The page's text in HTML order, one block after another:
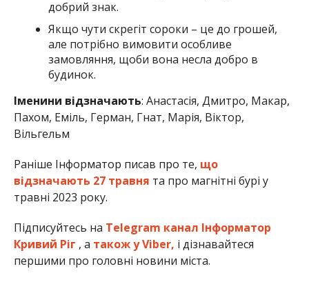
добрий знак.
Якщо чути скрегіт сороки – це до грошей,
але потрібно вимовити особливе
замовляння, щоби вона несла добро в
будинок.
Іменини відзначають: Анастасія, Дмитро, Макар,
Пахом, Еміль, Герман, Гнат, Марія, Віктор,
Вільгельм
Раніше Інформатор писав про те, що
відзначають 27 травня та про магнітні бурі у
травні 2023 року.
Підписуйтесь на Telegram канал Інформатор
Кривий Ріг , а також у Viber, і дізнавайтеся
першими про головні новини міста.